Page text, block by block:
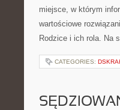
miejsce, w którym
wartościowe
Rodzice i ich rola. Na
CATEGORIES: